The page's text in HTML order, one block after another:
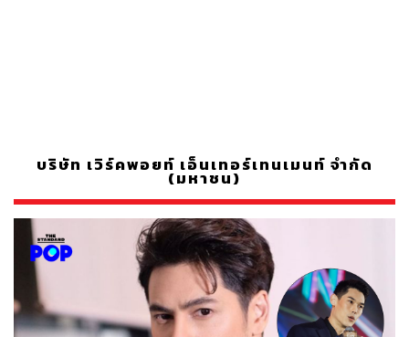
บริษัท เวิร์คพอยท์ เอ็นเทอร์เทนเมนท์ จำกัด
(มหาชน)